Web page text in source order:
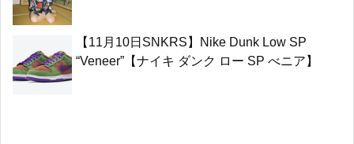
【11月10日SNKRS】Nike Dunk Low SP
“Veneer”【ナイキ ダンク ロー SP べニア】